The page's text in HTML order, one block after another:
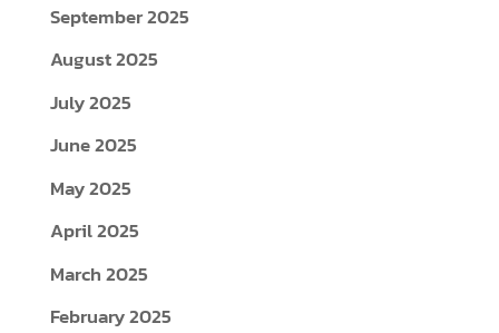
September 2025
August 2025
July 2025
June 2025
May 2025
April 2025
March 2025
February 2025